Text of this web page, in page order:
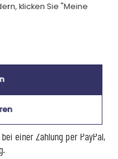
personalisiert.
85 € Warenwert" mit der
aufgeführten
werden (etwa 95% unserer
einer Zahlung per PayPal,
klicken Sie "Meine